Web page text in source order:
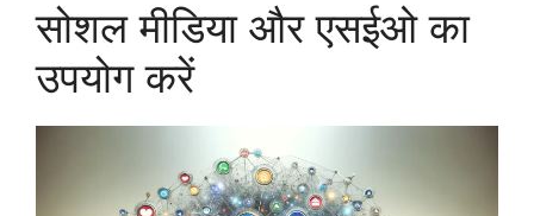
सोशल मीडिया और एसईओ का
उपयोग करें